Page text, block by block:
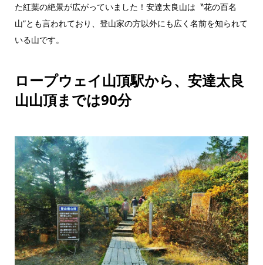
た紅葉の絶景が広がっていました！安達太良山は〝花の百名
山”とも言われており、登山家の方以外にも広く名前を知られて
いる山です。
ロープウェイ山頂駅から、安達太良
山山頂までは90分